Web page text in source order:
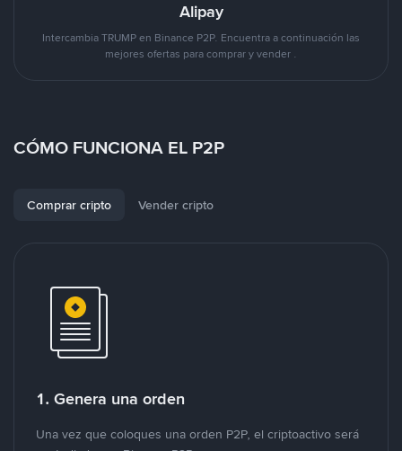
Alipay
Intercambia TRUMP en Binance P2P. Encuentra a continuación las
mejores ofertas para comprar y vender .
CÓMO FUNCIONA EL P2P
Comprar cripto Vender cripto
1. Genera una orden
Una vez que coloques una orden P2P, el criptoactivo será